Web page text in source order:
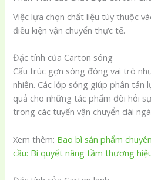
Việc lựa chọn chất liệu tùy thuộc
điều kiện vận chuyển thực tế.
Đặc tính của Carton sóng
Cấu trúc gợn sóng đóng vai trò
nhiên. Các lớp sóng giúp phân tán
quả cho những tác phẩm đòi hỏi
trong các tuyến vận chuyển dài
Xem thêm: Bao bì sản phẩm
cầu: Bí quyết nâng tầm thương